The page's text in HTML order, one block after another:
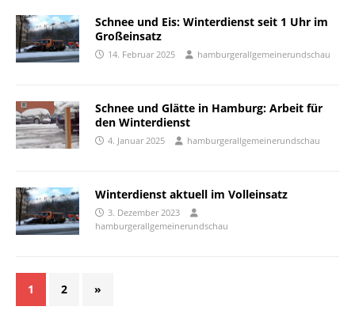
Schnee und Eis: Winterdienst seit 1 Uhr im
Großeinsatz
14. Februar 2025 hamburgerallgemeinerundschau
Schnee und Glätte in Hamburg: Arbeit für
den Winterdienst
4. Januar 2025 hamburgerallgemeinerundschau
Winterdienst aktuell im Volleinsatz
3. Dezember 2023
hamburgerallgemeinerundschau
1 2 »